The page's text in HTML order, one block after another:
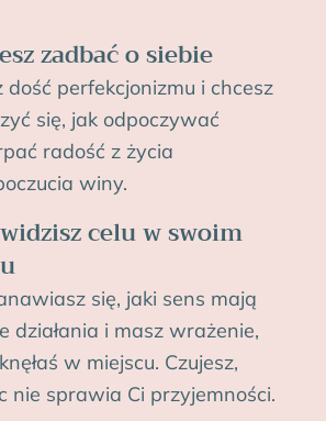
zadbać o siebie
dość perfekcjonizmu i chcesz
się, jak odpoczywać
radość z życia
winy.
celu w swoim
się, jaki sens mają
działania i masz wrażenie,
w miejscu. Czujesz,
nie sprawia Ci przyjemności.